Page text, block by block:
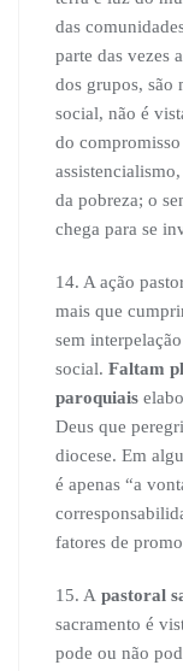
das
parte das vezes
dos grupos, são
social, não é
do
da pobreza; o
chega para se
14. A ação
mais que
sem
social. Faltam
paroquiais
Deus que
diocese. Em
é apenas “a
fatores de
15. A pastoral
sacramento é
pode ou não